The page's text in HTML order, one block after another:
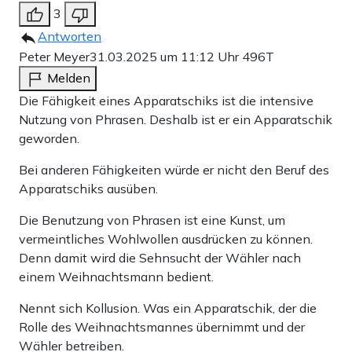
3
Antworten
Peter Meyer31.03.2025 um 11:12 Uhr 496T
Melden
Die Fähigkeit eines Apparatschiks ist die intensive
Nutzung von Phrasen. Deshalb ist er ein Apparatschik
geworden.
Bei anderen Fähigkeiten würde er nicht den Beruf des
Apparatschiks ausüben.
Die Benutzung von Phrasen ist eine Kunst, um
vermeintliches Wohlwollen ausdrücken zu können.
Denn damit wird die Sehnsucht der Wähler nach
einem Weihnachtsmann bedient.
Nennt sich Kollusion. Was ein Apparatschik, der die
Rolle des Weihnachtsmannes übernimmt und der
Wähler betreiben.